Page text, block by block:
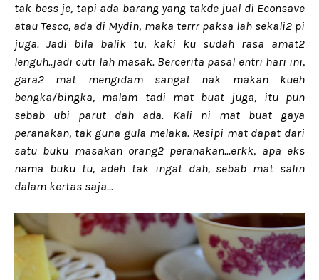
tak bess je, tapi ada barang yang takde jual di Econsave
atau Tesco, ada di Mydin, maka terrr paksa lah sekali2 pi
juga. Jadi bila balik tu, kaki ku sudah rasa amat2
lenguh..jadi cuti lah masak. Bercerita pasal entri hari ini,
gara2 mat mengidam sangat nak makan kueh
bengka/bingka, malam tadi mat buat juga, itu pun
sebab ubi parut dah ada. Kali ni mat buat gaya
peranakan, tak guna gula melaka. Resipi mat dapat dari
satu buku masakan orang2 peranakan...erkk, apa eks
nama buku tu, adeh tak ingat dah, sebab mat salin
dalam kertas saja...